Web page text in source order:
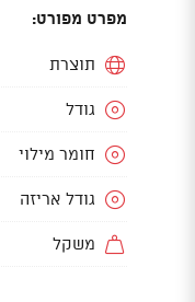
מפרט מפורט:
תוצרת
גודל
חומר מילוי
גודל אריזה
משקל